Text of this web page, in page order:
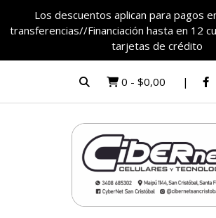
Los descuentos aplican para pagos
transferencias//Financiación hasta en 12
tarjetas de crédito
0 - $0,00